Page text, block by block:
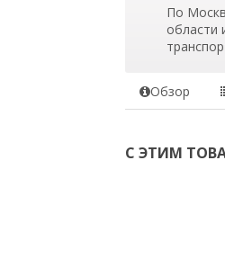
По
области
Обзор
С ЭТИМ